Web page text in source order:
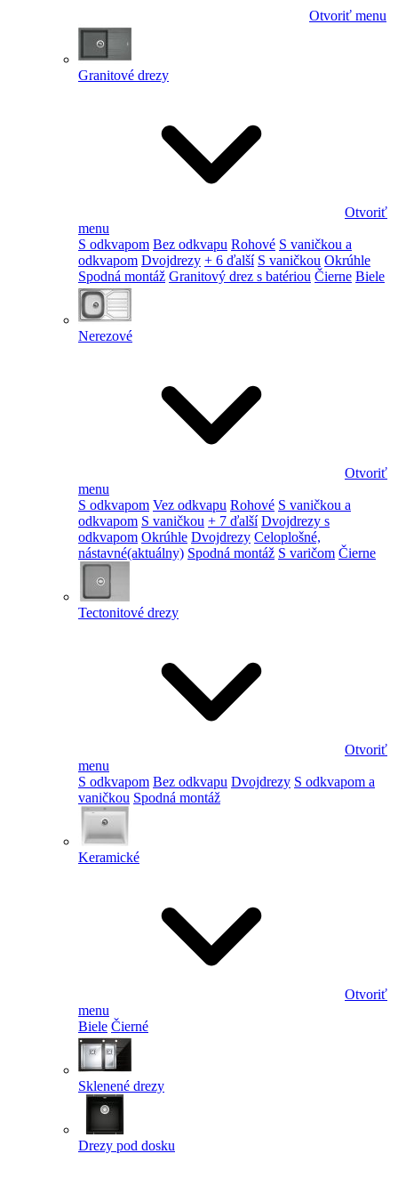
Otvoriť menu
Granitové drezy
Otvoriť
menu
S odkvapom Bez odkvapu Rohové S vaničkou a
odkvapom Dvojdrezy + 6 ďalší S vaničkou Okrúhle
Spodná montáž Granitový drez s batériou Čierne Biele
Nerezové
Otvoriť
menu
S odkvapom Vez odkvapu Rohové S vaničkou a
odkvapom S vaničkou + 7 ďalší Dvojdrezy s
odkvapom Okrúhle Dvojdrezy Celoplošné,
nástavné(aktuálny) Spodná montáž S varičom Čierne
Tectonitové drezy
Otvoriť
menu
S odkvapom Bez odkvapu Dvojdrezy S odkvapom a
vaničkou Spodná montáž
Keramické
Otvoriť
menu
Biele Čierné
Sklenené drezy
Drezy pod dosku